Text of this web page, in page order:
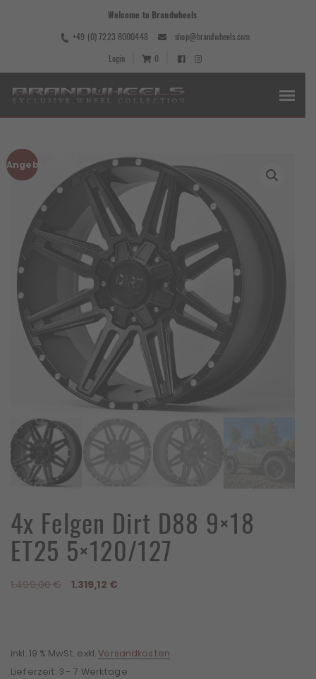
Welcome to Brandwheels
+49 (0) 7223 8000448
shop@brandwheels.com
Login
0
Angebot!
4x Felgen Dirt D88 9×18
ET25 5×120/127
1.499,00€
Ursprünglicher
1.319,12 €Aktueller
inkl. 19 % MwSt. exkl.Versandkosten
Lieferzeit: 3 - 7 Werktage